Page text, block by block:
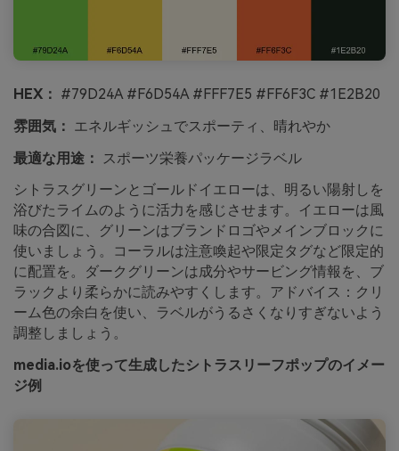
HEX： #79D24A #F6D54A #FFF7E5 #FF6F3C #1E2B20
雰囲気： エネルギッシュでスポーティ、晴れやか
最適な用途：
スポーツ栄養パッケージラベル
シトラスグリーンとゴールドイエローは、明るい陽射しを
浴びたライムのように活力を感じさせます。イエローは風
味の合図に、グリーンはブランドロゴやメインブロックに
使いましょう。コーラルは注意喚起や限定タグなど限定的
に配置を。ダークグリーンは成分やサービング情報を、ブ
ラックより柔らかに読みやすくします。アドバイス：クリ
ーム色の余白を使い、ラベルがうるさくなりすぎないよう
調整しましょう。
media.ioを使って生成したシトラスリーフポップのイメー
ジ例